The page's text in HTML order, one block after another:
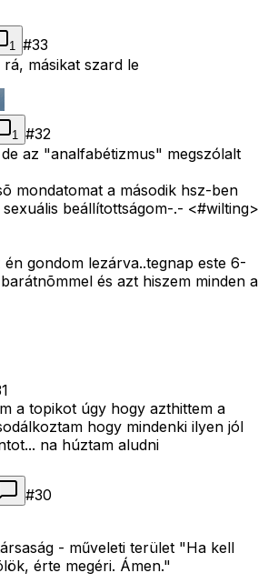
1 #33
másikat szard le
1 #32
az "analfabétizmus" megszólalt
mondatomat a második hsz-ben
beállítottságom-.- <#wilting>
gondom lezárva..tegnap este 6-
és azt hiszem minden a
a topikot úgy hogy azthittem a
hogy mindenki ilyen jól
na húztam aludni
#30
- műveleti terület "Ha kell
érte megéri. Ámen."